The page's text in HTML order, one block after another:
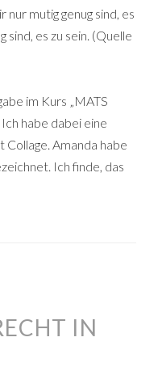
mutig genug sind, es
sind, es zu sein. (Quelle
im Kurs „MATS
habe dabei eine
Amanda habe
Ich finde, das
IN